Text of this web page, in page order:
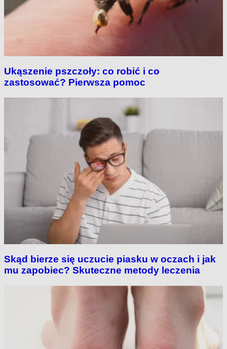
Ukąszenie pszczoły: co robić i co
zastosować? Pierwsza pomoc
Skąd bierze się uczucie piasku w oczach i jak
mu zapobiec? Skuteczne metody leczenia